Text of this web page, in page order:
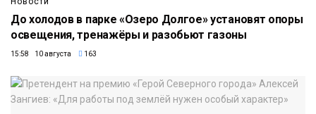
До холодов в парке «Озеро Долгое» установят опоры
освещения, тренажёры и разобьют газоны
15:58 10 августа 163